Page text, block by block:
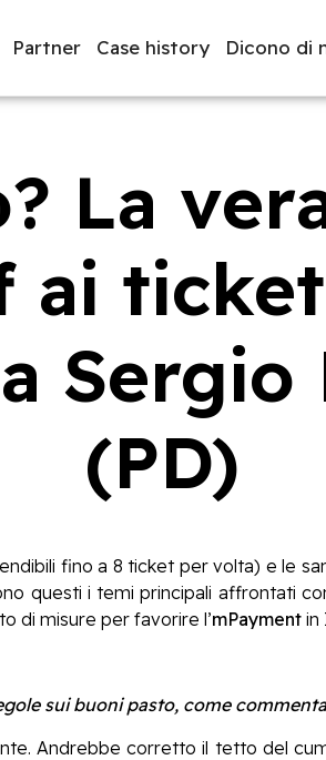
Partner Case history Dicono di
La
ai
Sergio
(PD)
fino a 8 ticket per volta) e le
questi i temi principali affrontati
di misure per favorire l’mPayment in
sui buoni pasto, come
Andrebbe corretto il tetto del